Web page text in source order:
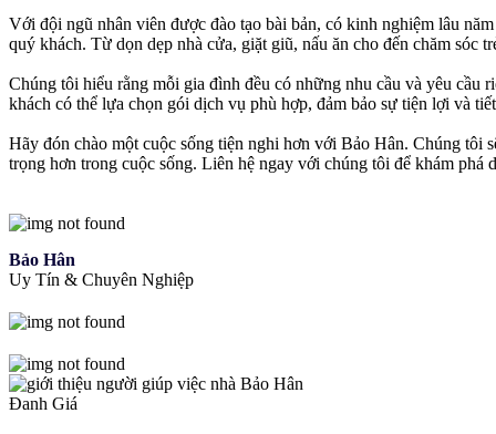
Với đội ngũ nhân viên được đào tạo bài bản, có kinh nghiệm lâu
quý khách. Từ dọn dẹp nhà cửa, giặt giũ, nấu ăn cho đến chăm sóc
Chúng tôi hiểu rằng mỗi gia đình đều có những nhu cầu và yêu
khách có thể lựa chọn gói dịch vụ phù hợp, đảm bảo sự tiện lợi và
Hãy đón chào một cuộc sống tiện nghi hơn với Bảo Hân. Chúng tôi
trọng hơn trong cuộc sống. Liên hệ ngay với chúng tôi để khám phá
Bảo Hân
Uy Tín & Chuyên Nghiệp
Đanh Giá